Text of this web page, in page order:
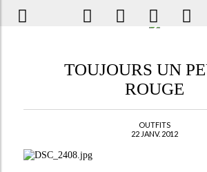
TOUJOURS UN
ROUGE
OUTFITS
22 JANV. 2012